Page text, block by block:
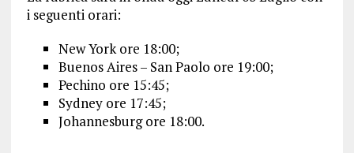
i seguenti orari:
New York ore 18:00;
Buenos Aires – San Paolo ore 19:00;
Pechino ore 15:45;
Sydney ore 17:45;
Johannesburg ore 18:00.